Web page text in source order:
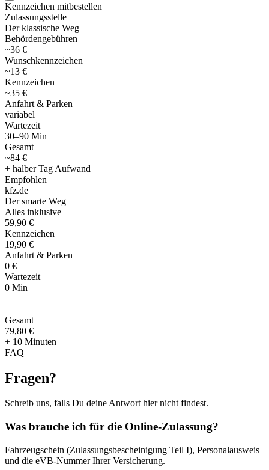
Kennzeichen mitbestellen
Zulassungsstelle
Der klassische Weg
Behördengebühren
~36 €
Wunschkennzeichen
~13 €
Kennzeichen
~35 €
Anfahrt & Parken
variabel
Wartezeit
30–90 Min
Gesamt
~84 €
+ halber Tag Aufwand
Empfohlen
kfz.de
Der smarte Weg
Alles inklusive
59,90 €
Kennzeichen
19,90 €
Anfahrt & Parken
0 €
Wartezeit
0 Min
Gesamt
79,80 €
+ 10 Minuten
FAQ
Fragen?
Schreib uns, falls Du deine Antwort hier nicht findest.
Was brauche ich für die Online-Zulassung?
Fahrzeugschein (Zulassungsbescheinigung Teil I), Personalausweis
und die eVB-Nummer Ihrer Versicherung.